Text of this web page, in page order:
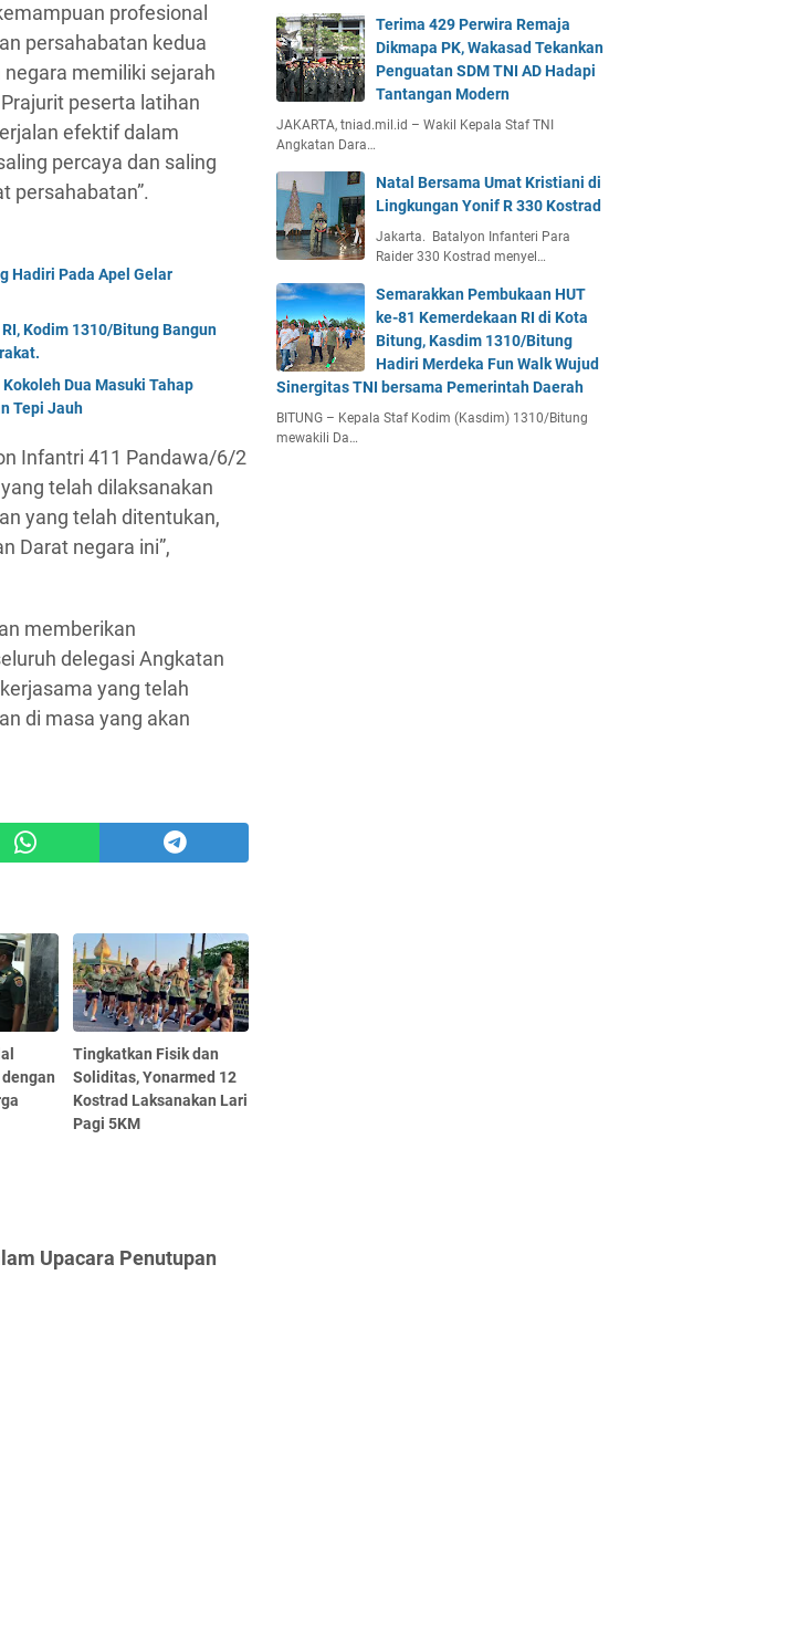
profesional
persahabatan kedua
memiliki sejarah
peserta latihan
efektif dalam
percaya dan saling
persahabatan”.
Hadiri Pada Apel Gelar
Kodim 1310/Bitung Bangun
Dua Masuki Tahap
Tepi Jauh
Infantri 411 Pandawa/6/2
telah dilaksanakan
yang telah ditentukan,
Darat negara ini”,
memberikan
delegasi Angkatan
yang telah
di masa yang akan
Tingkatkan Fisik dan
Soliditas, Yonarmed 12
Kostrad Laksanakan Lari
Pagi 5KM
Upacara Penutupan
Terima 429 Perwira Remaja
Dikmapa PK, Wakasad Tekankan
Penguatan SDM TNI AD Hadapi
Tantangan Modern
JAKARTA, tniad.mil.id – Wakil Kepala Staf TNI
Angkatan Dara…
Natal Bersama Umat Kristiani di
Lingkungan Yonif R 330 Kostrad
Jakarta. Batalyon Infanteri Para
Raider 330 Kostrad menyel…
Semarakkan Pembukaan HUT
ke-81 Kemerdekaan RI di Kota
Bitung, Kasdim 1310/Bitung
Hadiri Merdeka Fun Walk Wujud
Sinergitas TNI bersama Pemerintah Daerah
BITUNG – Kepala Staf Kodim (Kasdim) 1310/Bitung
mewakili Da…